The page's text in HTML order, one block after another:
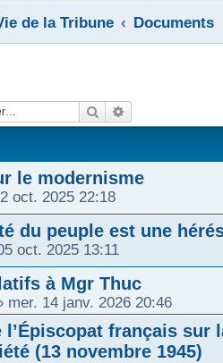
de la Tribune Documents
Rechercher
le modernisme
oct. 2025 22:18
du peuple est une
oct. 2025 13:11
à Mgr Thuc
mer. 14 janv. 2026 20:46
l’Épiscopat français sur
(13 novembre 1945)